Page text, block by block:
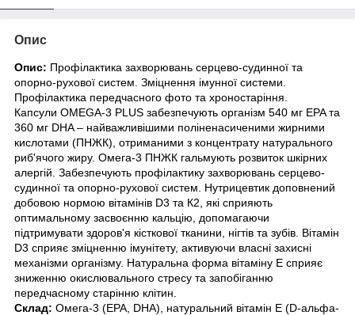
Опис
Опис: Профілактика захворювань серцево-судинної та
опорно-рухової систем. Зміцнення імунної системи.
Профілактика передчасного фото та хроностаріння.
Капсули OMEGA-3 PLUS забезпечують організм 540 мг EPA та
360 мг DHA – найважливішими поліненасиченими жирними
кислотами (ПНЖК), отриманими з концентрату натурального
риб'ячого жиру. Омега-3 ПНЖК гальмують розвиток шкірних
алергій. Забезпечують профілактику захворювань серцево-
судинної та опорно-рухової систем. Нутрицевтик доповнений
добовою нормою вітамінів D3 та К2, які сприяють
оптимальному засвоєнню кальцію, допомагаючи
підтримувати здоров'я кісткової тканини, нігтів та зубів. Вітамін
D3 сприяє зміцненню імунітету, активуючи власні захисні
механізми організму. Натуральна форма вітаміну Е сприяє
зниженню окислювального стресу та запобіганню
передчасному старінню клітин.
Склад: Омега-3 (EPA, DHA), натуральний вітамін Е (D-альфа-